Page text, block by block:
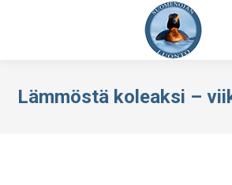
Lämmöstä koleaksi –